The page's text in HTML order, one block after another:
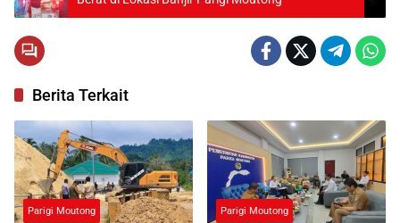
Berita Terkait
Parigi Moutong Parigi Moutong